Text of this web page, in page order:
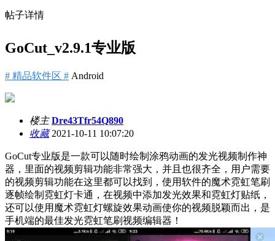
帖子详情
GoCut_v2.9.1专业版
# 精品软件区 # Android
楼主 Dre43Tfr54Q890
收藏2021-10-11 10:07:20
GoCut专业版是一款可以随时绘制涂鸦动画的发光视频制作神
器，里面的视频剪辑功能非常强大，并且也很齐全，用户需要
的视频剪辑功能在这里都可以找到，使用软件的魔术霓虹笔刷
逐帧绘制霓虹灯卡通，在视频中添加发光效果和霓虹灯贴纸，
还可以使用魔术霓虹灯螺旋效果动画使你的视频脱颖而出，是
手机端的最佳发光霓虹笔刷视频编辑器！